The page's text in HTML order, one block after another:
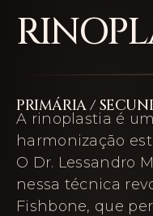
PRIMÁRIA /
A rinoplastia é
harmonização
O Dr. Lessandro
nessa técnica
Fishbone, que